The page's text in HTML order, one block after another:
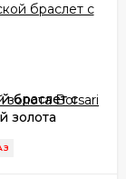
браслет с
золота